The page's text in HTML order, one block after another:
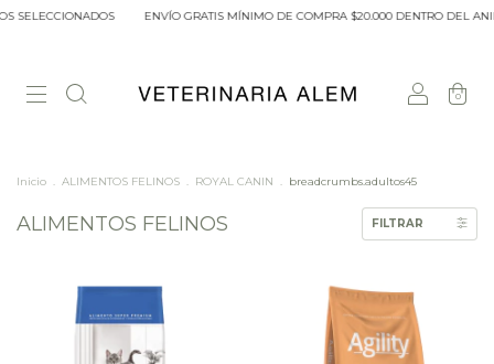
ENVÍO GRATIS MÍNIMO DE COMPRA $20.000 DENTRO DEL ANILLO DE
0
Inicio . ALIMENTOS FELINOS . ROYAL CANIN . breadcrumbs.adultos45
ALIMENTOS FELINOS FILTRAR